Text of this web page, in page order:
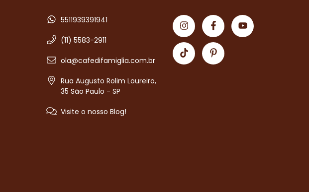
5511939391941
(11) 5583-2911
ola@cafedifamiglia.com.br
Rua Augusto Rolim Loureiro,
35 São Paulo - SP
Visite o nosso Blog!